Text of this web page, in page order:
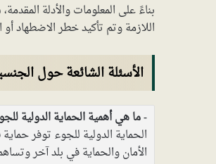
بناءً على المعلومات والأدلة
اللازمة وتم تأكيد خطر الاضطهاد
الأسئلة الشائعة حول
ما هي أهمية الحماية الدولية
الحماية الدولية للجوء توفر
الأمان والحماية في بلد آخر